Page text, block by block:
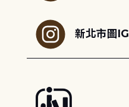
新北市圖IG